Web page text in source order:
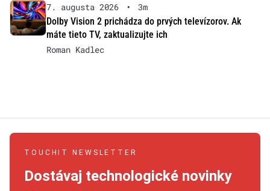
7. augusta 2026 •
3m
Dolby Vision 2 prichádza do prvých televízorov. Ak
máte tieto TV, zaktualizujte ich
Roman Kadlec
TOUCHIT NEWSLETTER
Dostávaj technologické novinky